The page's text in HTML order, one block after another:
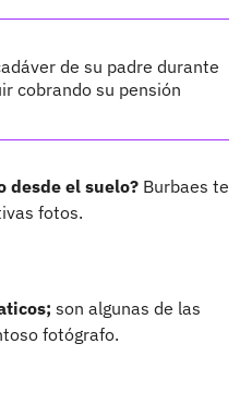
de su padre durante
cobrando su pensión
desde el suelo? Burbaes te
fotos.
son algunas de las
fotógrafo.